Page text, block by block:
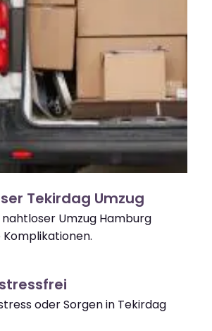
Tekirdag Umzug
Umzug Hamburg
oder Sorgen in Tekirdag